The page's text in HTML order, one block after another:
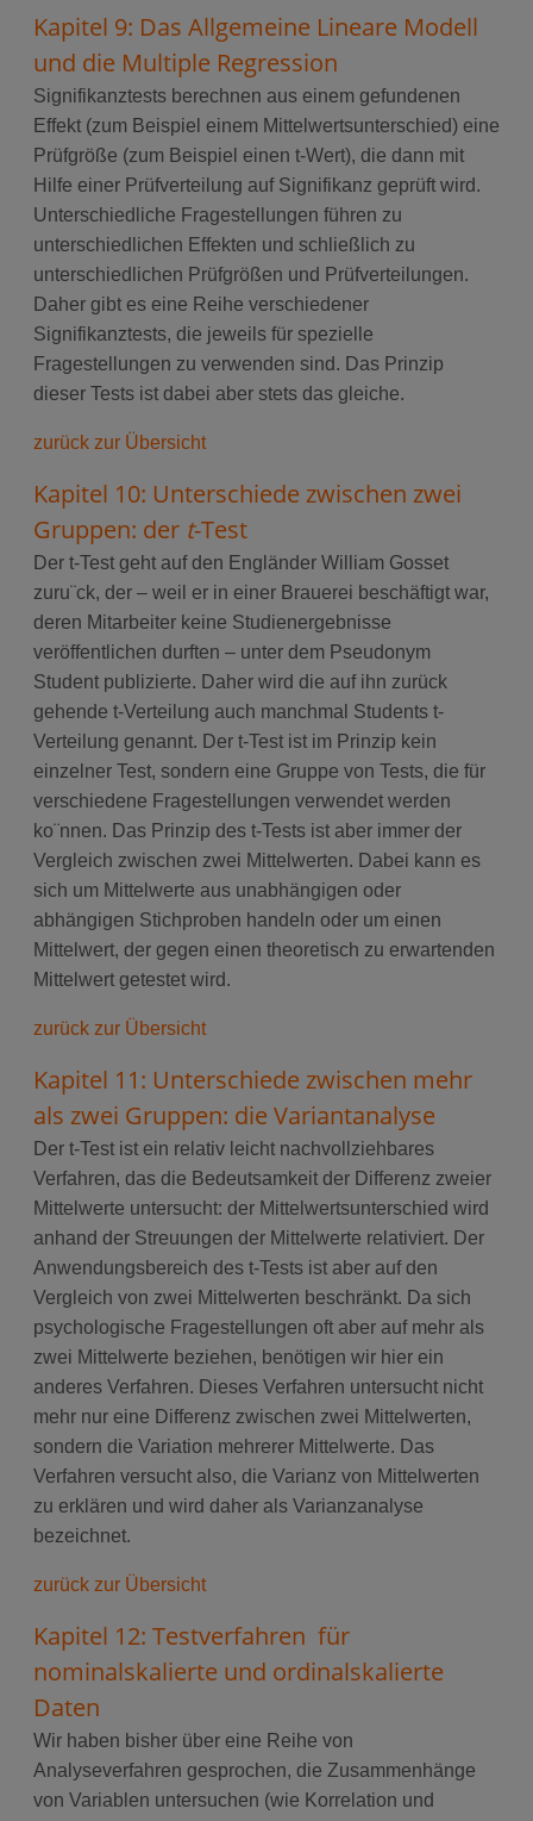
Kapitel 9: Das Allgemeine Lineare Modell
und die Multiple Regression
Signifikanztests berechnen aus einem gefundenen
Effekt (zum Beispiel einem Mittelwertsunterschied) eine
Prüfgröße (zum Beispiel einen t-Wert), die dann mit
Hilfe einer Prüfverteilung auf Signifikanz geprüft wird.
Unterschiedliche Fragestellungen führen zu
unterschiedlichen Effekten und schließlich zu
unterschiedlichen Prüfgrößen und Prüfverteilungen.
Daher gibt es eine Reihe verschiedener
Signifikanztests, die jeweils für spezielle
Fragestellungen zu verwenden sind. Das Prinzip
dieser Tests ist dabei aber stets das gleiche.
zurück zur Übersicht
Kapitel 10: Unterschiede zwischen zwei
Gruppen: der t-Test
Der t-Test geht auf den Engländer William Gosset
zuru¨ck, der – weil er in einer Brauerei beschäftigt war,
deren Mitarbeiter keine Studienergebnisse
veröffentlichen durften – unter dem Pseudonym
Student publizierte. Daher wird die auf ihn zurück
gehende t-Verteilung auch manchmal Students t-
Verteilung genannt. Der t-Test ist im Prinzip kein
einzelner Test, sondern eine Gruppe von Tests, die für
verschiedene Fragestellungen verwendet werden
ko¨nnen. Das Prinzip des t-Tests ist aber immer der
Vergleich zwischen zwei Mittelwerten. Dabei kann es
sich um Mittelwerte aus unabhängigen oder
abhängigen Stichproben handeln oder um einen
Mittelwert, der gegen einen theoretisch zu erwartenden
Mittelwert getestet wird.
zurück zur Übersicht
Kapitel 11: Unterschiede zwischen mehr
als zwei Gruppen: die Variantanalyse
Der t-Test ist ein relativ leicht nachvollziehbares
Verfahren, das die Bedeutsamkeit der Differenz zweier
Mittelwerte untersucht: der Mittelwertsunterschied wird
anhand der Streuungen der Mittelwerte relativiert. Der
Anwendungsbereich des t-Tests ist aber auf den
Vergleich von zwei Mittelwerten beschränkt. Da sich
psychologische Fragestellungen oft aber auf mehr als
zwei Mittelwerte beziehen, benötigen wir hier ein
anderes Verfahren. Dieses Verfahren untersucht nicht
mehr nur eine Differenz zwischen zwei Mittelwerten,
sondern die Variation mehrerer Mittelwerte. Das
Verfahren versucht also, die Varianz von Mittelwerten
zu erklären und wird daher als Varianzanalyse
bezeichnet.
zurück zur Übersicht
Kapitel 12: Testverfahren für
nominalskalierte und ordinalskalierte
Daten
Wir haben bisher über eine Reihe von
Analyseverfahren gesprochen, die Zusammenhänge
von Variablen untersuchen (wie Korrelation und